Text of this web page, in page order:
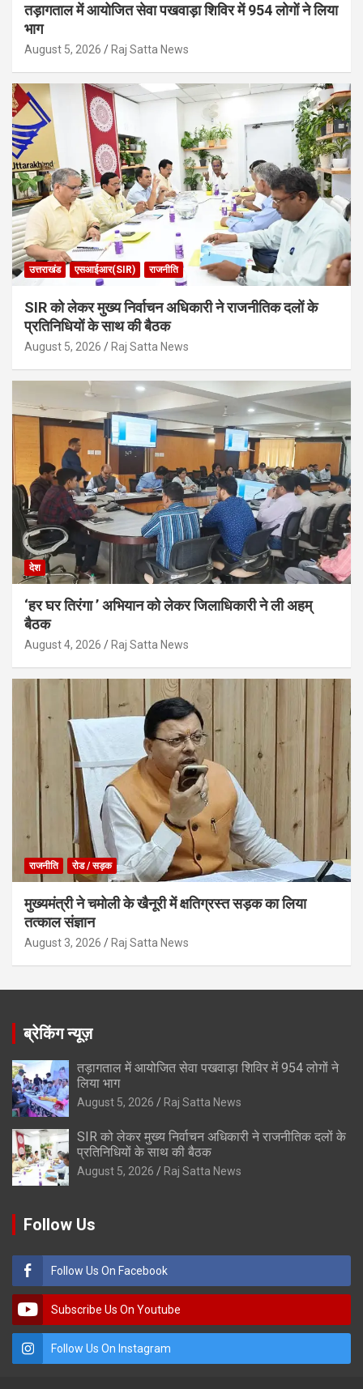
तड़ागताल में आयोजित सेवा पखवाड़ा शिविर में 954 लोगों ने लिया
भाग
August 5, 2026 Raj Satta News
उत्तराखंड एसआईआर(SIR) राजनीति
SIR को लेकर मुख्य निर्वाचन अधिकारी ने राजनीतिक दलों के
प्रतिनिधियों के साथ की बैठक
August 5, 2026 Raj Satta News
देश
‘हर घर तिरंगा ’ अभियान को लेकर जिलाधिकारी ने ली अहम्
बैठक
August 4, 2026 Raj Satta News
राजनीति रोड / सड़क
मुख्यमंत्री ने चमोली के खैनूरी में क्षतिग्रस्त सड़क का लिया
तत्काल संज्ञान
August 3, 2026 Raj Satta News
ब्रेकिंग न्यूज़
तड़ागताल में आयोजित सेवा पखवाड़ा शिविर में 954 लोगों ने
लिया भाग
August 5, 2026 Raj Satta News
SIR को लेकर मुख्य निर्वाचन अधिकारी ने राजनीतिक दलों के
प्रतिनिधियों के साथ की बैठक
August 5, 2026 Raj Satta News
Follow Us
Follow Us On Facebook
Subscribe Us On Youtube
Follow Us On Instagram